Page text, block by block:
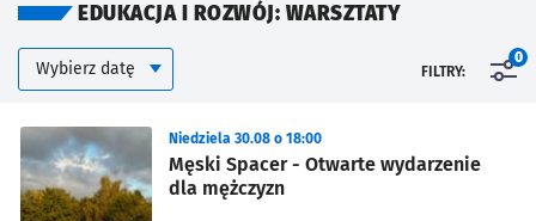
EDUKACJA I ROZWÓJ: WARSZTATY
Kalendarium
Wybierz datę FILTRY:
0
Męski Spacer - Otwarte wydarzenie
dla mężczyzn
Niedziela 30.08 o 18:00